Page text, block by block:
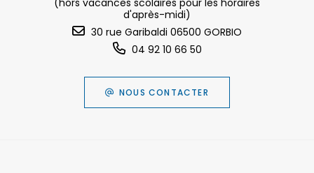
(hors vacances scolaires pour les horaires
d'après-midi)
30 rue Garibaldi 06500 GORBIO
04 92 10 66 50
NOUS CONTACTER